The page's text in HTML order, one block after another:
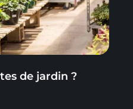
de jardin ?